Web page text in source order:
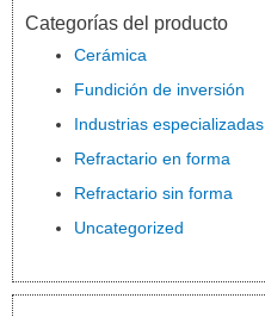
Categorías del producto
Cerámica
Fundición de inversión
Industrias especializadas
Refractario en forma
Refractario sin forma
Uncategorized